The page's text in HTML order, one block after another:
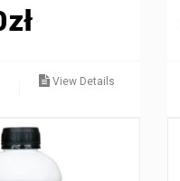
zł
View Details